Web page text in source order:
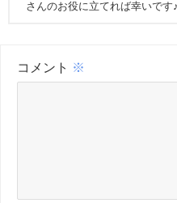
さんのお役に立てれば幸いです♪
コメント ※